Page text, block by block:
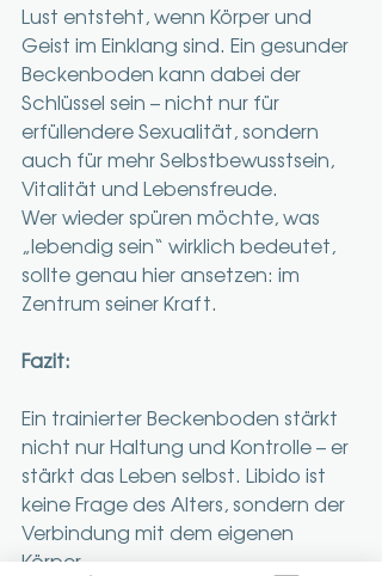
Lust entsteht, wenn Körper und
Geist im Einklang sind. Ein gesunder
Beckenboden kann dabei der
Schlüssel sein – nicht nur für
erfüllendere Sexualität, sondern
auch für mehr Selbstbewusstsein,
Vitalität und Lebensfreude.
Wer wieder spüren möchte, was
„lebendig sein“ wirklich bedeutet,
sollte genau hier ansetzen: im
Zentrum seiner Kraft.
Fazit:
Ein trainierter Beckenboden stärkt
nicht nur Haltung und Kontrolle – er
stärkt das Leben selbst. Libido ist
keine Frage des Alters, sondern der
Verbindung mit dem eigenen
Körper.